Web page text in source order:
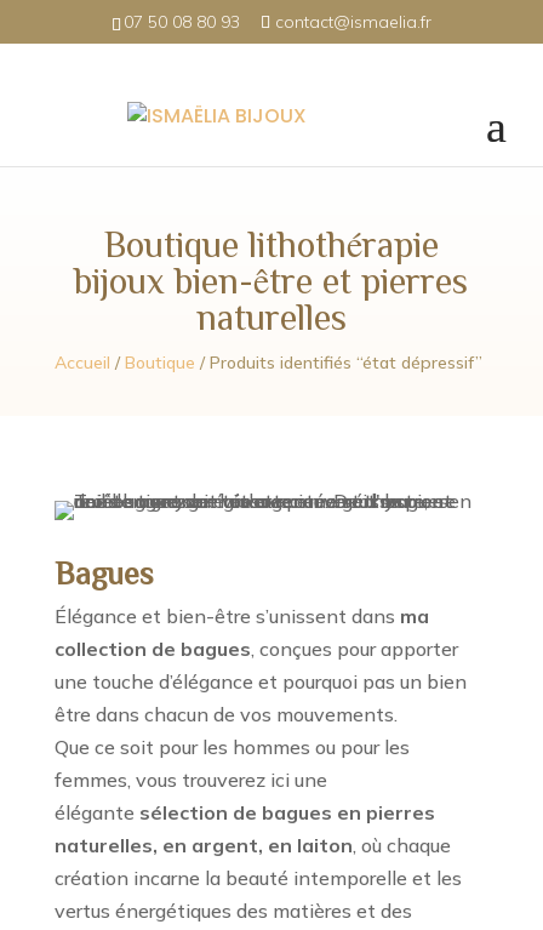
07 50 08 80 93 contact@ismaelia.fr
Boutique lithothérapie
bijoux bien-être et pierres
naturelles
Accueil /Boutique / Produits identifiés “état dépressif”
Bagues
Élégance et bien-être s’unissent dans ma
collection de bagues, conçues pour apporter
une touche d’élégance et pourquoi pas un bien
être dans chacun de vos mouvements.
Que ce soit pour les hommes ou pour les
femmes, vous trouverez ici une
élégante sélection de bagues en pierres
naturelles, en argent, en laiton, où chaque
création incarne la beauté intemporelle et les
vertus énergétiques des matières et des